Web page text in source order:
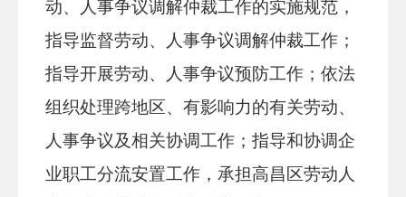
动、人事争议调解仲裁工作的实施规范，
指导监督劳动、人事争议调解仲裁工作；
指导开展劳动、人事争议预防工作；依法
组织处理跨地区、有影响力的有关劳动、
人事争议及相关协调工作；指导和协调企
业职工分流安置工作，承担高昌区劳动人